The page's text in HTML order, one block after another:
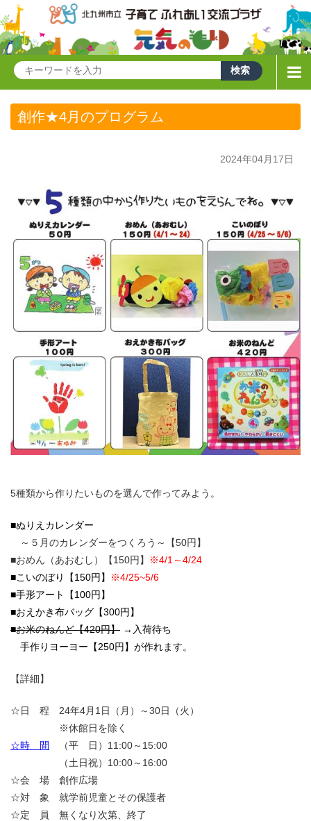
創作★4月のプログラム
2024年04月17日
5種類から作りたいものを選んで作ってみよう。
■ぬりえカレンダー
～５月のカレンダーをつくろう～【50円】
■おめん（あおむし）【150円】
※4/1～4/24
■こいのぼり【150円】
※4/25~5/6
■手形アート【100円】
■おえかき布バッグ【300円】
■お米のねんど【420円】 →入荷待ち
手作りヨーヨー【250円】が作れます。
【詳細】
☆日 程 24年4月1日（月）～30日（火）
※休館日を除く
☆時 間
（平 日）11:00～15:00
（土日祝）10:00～16:00
☆会 場 創作広場
☆対 象 就学前児童とその保護者
☆定 員 無くなり次第、終了